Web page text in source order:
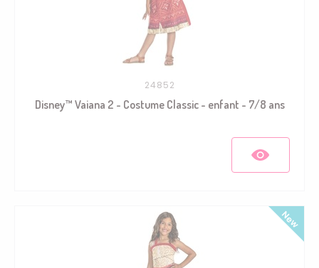
24852
Disney™ Vaiana 2 - Costume Classic - enfant - 7/8 ans